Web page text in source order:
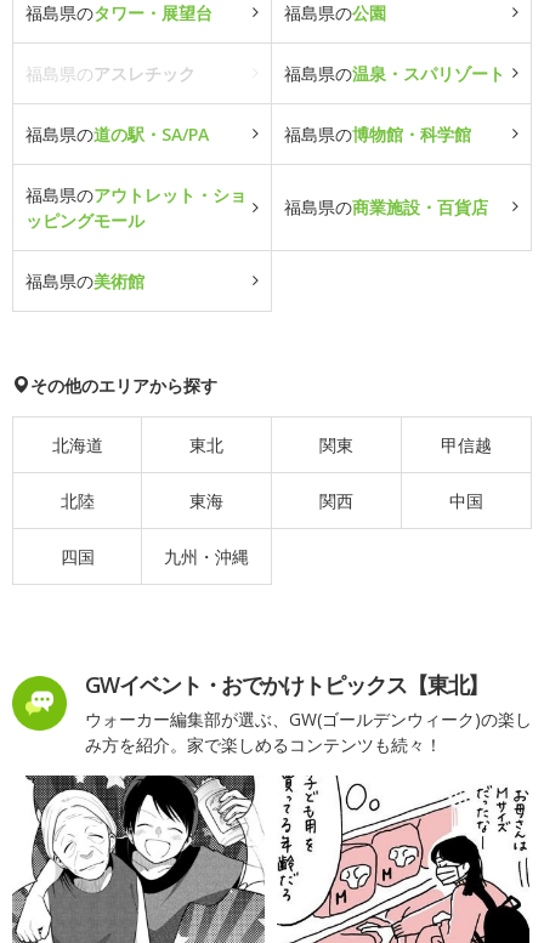
福島県のタワー・展望台 福島県の公園
福島県のアスレチック 福島県の温泉・スパリゾート
福島県の道の駅・SA/PA 福島県の博物館・科学館
福島県のアウトレット・ショ
ッピングモール
福島県の商業施設・百貨店
福島県の美術館
その他のエリアから探す
北海道 東北 関東 甲信越
北陸 東海 関西 中国
四国 九州・沖縄
GWイベント・おでかけトピックス【東北】
ウォーカー編集部が選ぶ、GW(ゴールデンウィーク)の楽し
み方を紹介。家で楽しめるコンテンツも続々！